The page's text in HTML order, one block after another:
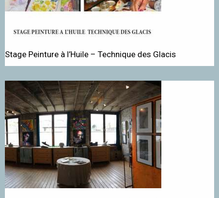
Stage Peinture à l’Huile – Technique des Glacis